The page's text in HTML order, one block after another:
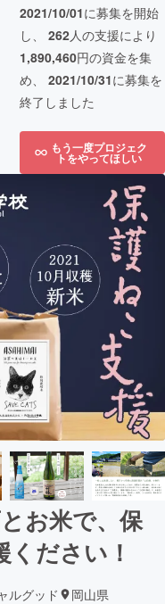
2021/10/01に募集を開始
し、 262人の支援により
1,890,460円の資金を集
め、 2021/10/31に募集を
終了しました
もう一度プロジェク
トをやってほしい
お米で、保
ださい！
ルグッド 岡山県